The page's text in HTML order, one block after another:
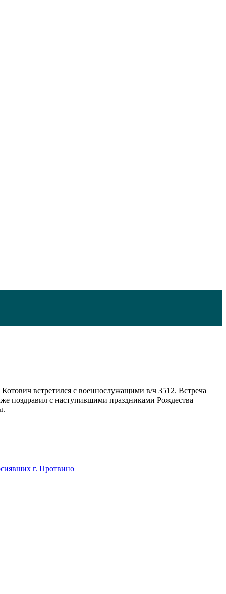
встретился с военнослужащими в/ч 3512. Встреча
поздравил с наступившими праздниками Рождества
г. Протвино